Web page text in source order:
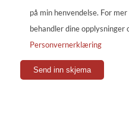
på min henvendelse. For
behandler dine opplysninger
Personvernerklæring